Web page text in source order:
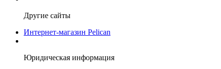
Другие сайты
Интернет-магазин Pelican
Юридическая информация